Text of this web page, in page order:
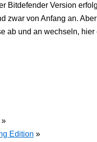
Bitdefender Version
zwar von Anfang an.
ab und an wechseln, hier
Edition »